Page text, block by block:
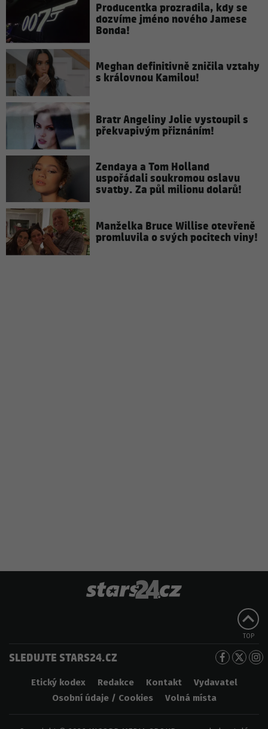
Producentka prozradila, kdy se
dozvíme jméno nového Jamese
Bonda!
Meghan definitivně zničila vztahy
s královnou Kamilou!
Bratr Angeliny Jolie vystoupil s
překvapivým přiznáním!
Zendaya a Tom Holland
uspořádali soukromou oslavu
svatby. Za půl milionu dolarů!
Manželka Bruce Willise otevřeně
promluvila o svých pocitech viny!
TOP
SLEDUJTE STARS24.CZ
Etický kodex Redakce Kontakt
Vydavatel
Osobní údaje / Cookies
Volná místa